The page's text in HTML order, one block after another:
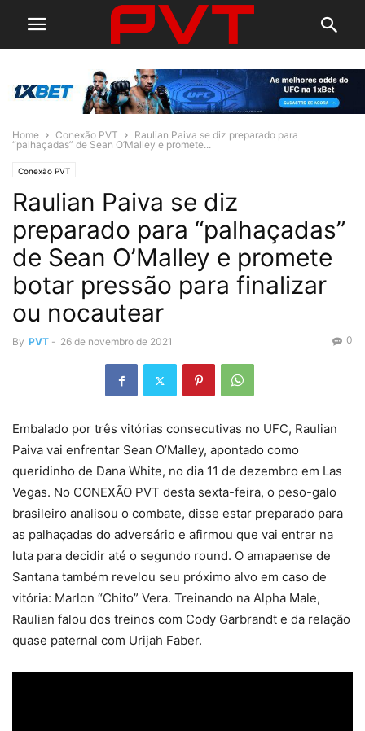
Home Conexão PVT
Raulian Paiva se diz preparado para
“palhaçadas” de Sean O’Malley e promete...
Conexão PVT
Raulian Paiva se diz
preparado para “palhaçadas”
de Sean O’Malley e promete
botar pressão para finalizar
ou nocautear
By PVT - 26 de novembro de 2021 0
Embalado por três vitórias consecutivas no UFC, Raulian
Paiva vai enfrentar Sean O’Malley, apontado como
queridinho de Dana White, no dia 11 de dezembro em Las
Vegas. No CONEXÃO PVT desta sexta-feira, o peso-galo
brasileiro analisou o combate, disse estar preparado para
as palhaçadas do adversário e afirmou que vai entrar na
luta para decidir até o segundo round. O amapaense de
Santana também revelou seu próximo alvo em caso de
vitória: Marlon “Chito” Vera. Treinando na Alpha Male,
Raulian falou dos treinos com Cody Garbrandt e da relação
quase paternal com Urijah Faber.